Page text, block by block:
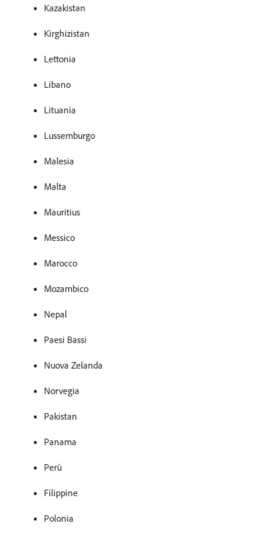
Kazakistan
Kirghizistan
Lettonia
Libano
Lituania
Lussemburgo
Malesia
Malta
Mauritius
Messico
Marocco
Mozambico
Nepal
Paesi Bassi
Nuova Zelanda
Norvegia
Pakistan
Panama
Perù
Filippine
Polonia